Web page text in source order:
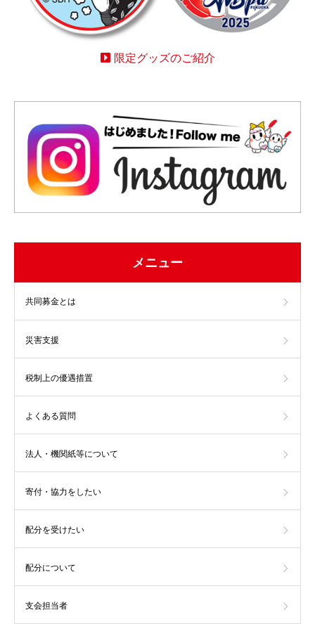
限定グッズのご紹介
メニュー
共同募金とは
災害支援
税制上の優遇措置
よくある質問
法人・機関紙等について
寄付・協力をしたい
配分を受けたい
配分について
支会担当者